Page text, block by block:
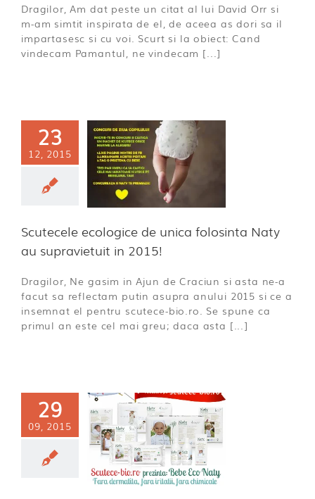
Dragilor, Am dat peste un citat al lui David Orr si
m-am simtit inspirata de el, de aceea as dori sa il
impartasesc si cu voi. Scurt si la obiect: Cand
vindecam Pamantul, ne vindecam [...]
23
12, 2015
de
folosinta
in
incepatoare
Scutecele ecologice de unica folosinta Naty
au supravietuit in 2015!
Dragilor, Ne gasim in Ajun de Craciun si asta ne-a
facut sa reflectam putin asupra anului 2015 si ce a
insemnat el pentru scutece-bio.ro. Se spune ca
primul an este cel mai greu; daca asta [...]
29
09, 2015
Bio.ro pe